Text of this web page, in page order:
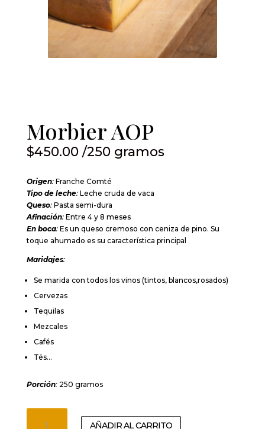
Morbier AOP
$450.00 /250 gramos
Origen:Franche Comté
Tipo de leche:Leche cruda de vaca
Queso:Pasta semi-dura
Afinación:Entre 4 y 8 meses
En boca:Es un queso cremoso con ceniza de pino. Su
toque ahumado es su característica principal
Maridajes:
Se marida con todos los vinos (tintos, blancos,rosados)
Cervezas
Tequilas
Mezcales
Cafés
Tés…
Porción:250 gramos
AÑADIR AL CARRITO